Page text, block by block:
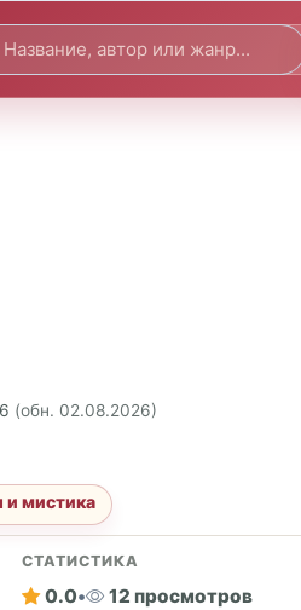
(обн. 02.08.2026)
мистика
СТАТИСТИКА
0.0• 12 просмотров